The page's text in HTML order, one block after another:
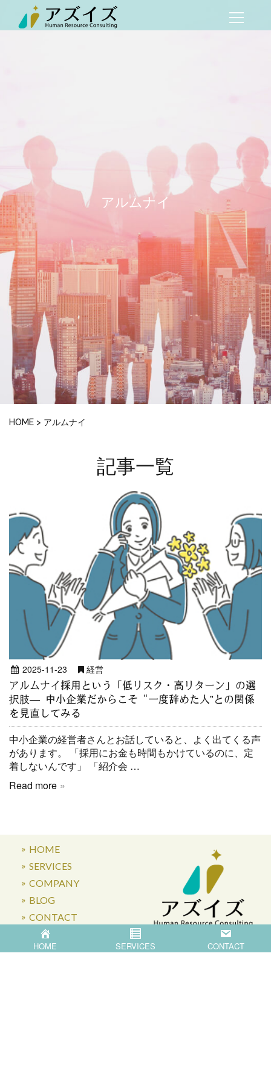
アルムナイ
HOME > アルムナイ
記事一覧
2025-11-23 経営
アルムナイ採用という「低リスク・高リターン」の選
択肢― 中小企業だからこそ“一度辞めた人”との関係
を見直してみる
中小企業の経営者さんとお話していると、よく出てくる声
があります。 「採用にお金も時間もかけているのに、定
着しないんです」 「紹介会 …
Read more
HOME
SERVICES
COMPANY
BLOG
CONTACT
HOME SERVICES CONTACT